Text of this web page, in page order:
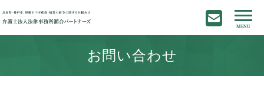
お問い合わせ